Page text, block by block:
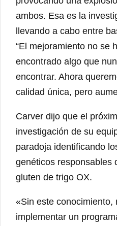
ambos. Esa es la
llevando a cabo entre
“El mejoramiento no se
encontrado algo que
encontrar. Ahora
calidad única, pero
Carver dijo que el
investigación de su
paradoja identificando
genéticos responsables
gluten de trigo OX.
«Sin este conocimiento,
implementar un